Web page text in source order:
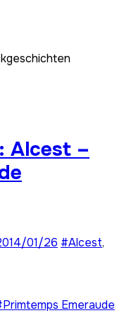
Alcest –
01/26 #Alcest,
Emeraude